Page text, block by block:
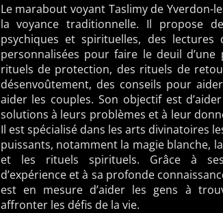
Le marabout voyant Taslimy de Yverdon-
la voyance traditionnelle. Il propose
psychiques et spirituelles, des lectures
personnalisées pour faire le deuil d’une
rituels de protection, des rituels de
désenvoûtement, des conseils pour
aider les couples. Son objectif est
solutions à leurs problèmes et à leur
Il est spécialisé dans les arts divinatoires
puissants, notamment la magie blanche,
et les rituels spirituels. Grâce à ses
d’expérience et à sa profonde
est en mesure d’aider les gens à
affronter les défis de la vie.